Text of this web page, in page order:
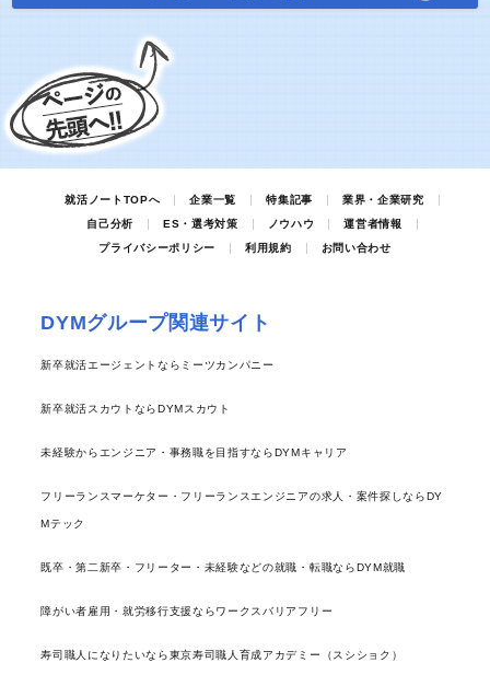
就活ノートTOPへ 企業一覧 特集記事
業界・企業研究
自己分析
ES・選考対策 ノウハウ
運営者情報
プライバシーポリシー
利用規約 お問い合わせ
DYMグループ関連サイト
新卒就活エージェントならミーツカンパニー
新卒就活スカウトならDYMスカウト
未経験からエンジニア・事務職を目指すならDYMキャリア
フリーランスマーケター・フリーランスエンジニアの求人・案件探しならDY
Mテック
既卒・第二新卒・フリーター・未経験などの就職・転職ならDYM就職
障がい者雇用・就労移行支援ならワークスバリアフリー
寿司職人になりたいなら東京寿司職人育成アカデミー（スシショク）